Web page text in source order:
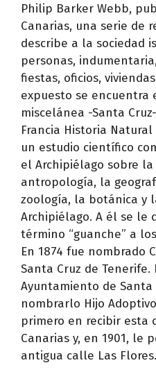
Philip Barker Webb,
Canarias, una serie de
describe a la sociedad
personas,
fiestas, oficios,
expuesto se encuentra
miscelánea -Santa
Francia Historia
un estudio científico
el Archipiélago sobre
antropología, la
zoología, la botánica y
Archipiélago. A él se le
término “guanche” a
En 1874 fue nombrado
Santa Cruz de Tenerife.
Ayuntamiento de Santa
nombrarlo Hijo
primero en recibir esta
Canarias y, en 1901, le
antigua calle Las Flores.